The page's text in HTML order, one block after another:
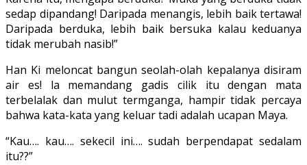
sedap dipandang! Daripada mena­ngis, lebih baik tertawa!
Daripada ber­duka, lebih baik bersuka kalau keduanya
tidak merubah nasib!”
Han Ki meloncat bangun seolah-olah kepalanya disiram
air es! la memandang gadis cilik itu dengan mata
terbelalak dan mulut termganga, hampir tidak percaya
bahwa kata-kata yang keluar tadi adalah ucapan Maya.
“Kau…. kau…. sekecil ini…. sudah ber­pendapat sedalam
itu??”